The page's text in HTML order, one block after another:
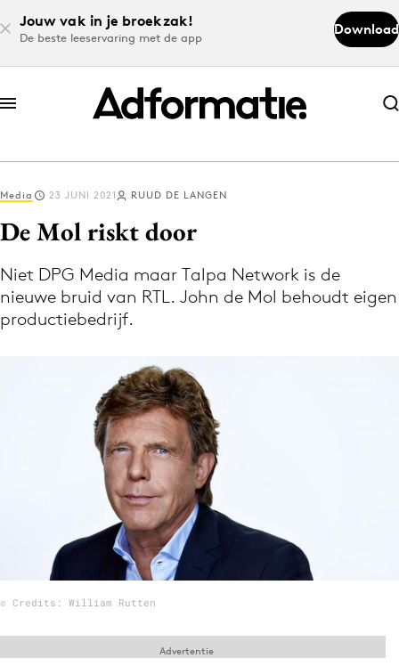
Jouw vak in je broekzak!
De beste leeservaring met de app
Download
Abonneer nu
Abonneer nu
Log in
Download de app
Volg het laatste nieuws via de Adformatie
9 sept: GenAI-training
12 nov: MarketingLive!
Adverteren
Events
Opleidingen
Media 23 JUNI 2021 RUUD DE LANGEN
De Mol riskt door
Niet DPG Media maar Talpa Network is de
nieuwe bruid van RTL. John de Mol behoudt eigen
productiebedrijf.
© Credits: William Rutten
Advertentie